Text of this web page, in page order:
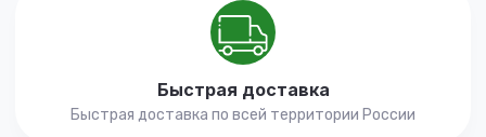
Быстрая доставка
Быстрая доставка по всей территории России